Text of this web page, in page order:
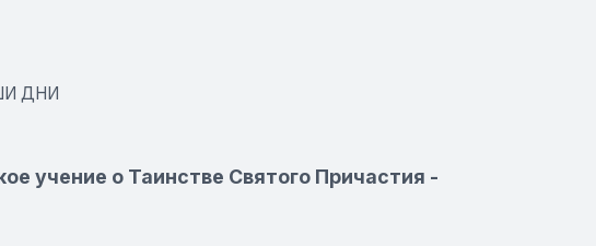
ДНИ
учение о Таинстве Святого Причастия -